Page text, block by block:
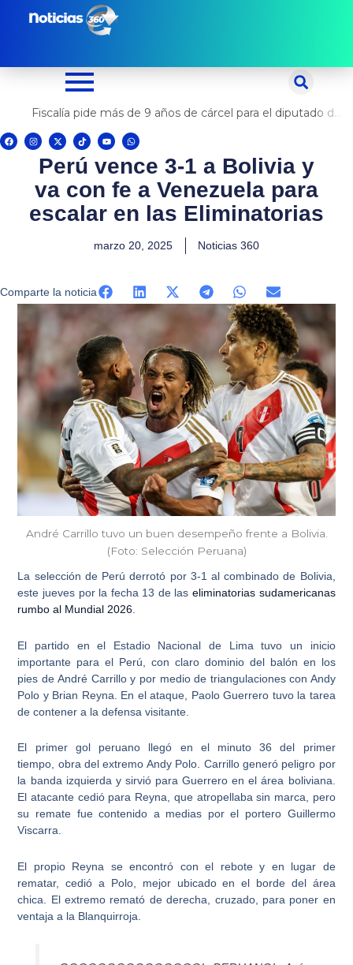
Fiscalía pide más de 9 años de cárcel para el diputado de oposición Harvey Colchado
F
a
c
I
n
s
r
X
-
t
w
i
t
e
T
i
k
t
o
Y
o
u
t
u
W
h
a
t
p
p
Perú vence 3-1 a Bolivia y
va con fe a Venezuela para
escalar en las Eliminatorias
marzo 20, 2025 Noticias 360
Comparte la noticia
André Carrillo tuvo un buen desempeño frente a Bolivia.
(Foto: Selección Peruana)
La selección de Perú derrotó por 3-1 al combinado de Bolivia
este jueves por la fecha 13 de laseliminatorias sudamericanas
rumbo al Mundial 2026
El partido en el Estadio Nacional de Lima tuvo un inicio
importante para el Perú, con claro dominio del balón en los
pies deAndré Carrilloy por medio de triangulaciones con Andy
Polo y Brian Reyna . En el ataque, Paolo Guerrero tuvo la tarea
de contener a la defensa visitante.
El primer gol peruano llegó en el minuto 36 del primer
tiempo, obra del extremo Andy Polo. Carrillo generó peligro por
la banda izquierda y sirvió para Guerrero en el área boliviana.
El atacante cedió para Reyna, que atropellaba sin marca, pero
su remate fue contenido a medias por el portero Guillermo
Viscarra.
El propio Reyna se encontró con el rebote y en lugar de
rematar, cedió a Polo, mejor ubicado en el borde del área
chica. El extremo remató de derecha, cruzado, para poner en
ventaja a la Blanquirroja